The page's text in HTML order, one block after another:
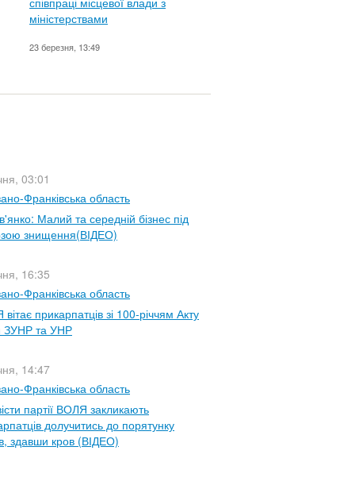
міністерствами
23 березня, 13:49
03:01
Франківська область
Малий та середній бізнес під
знищення(ВІДЕО)
16:35
Франківська область
прикарпатців зі 100-річчям Акту
ЗУНР та УНР
14:47
Франківська область
партії ВОЛЯ закликають
долучитись до порятунку
здавши кров (ВІДЕО)